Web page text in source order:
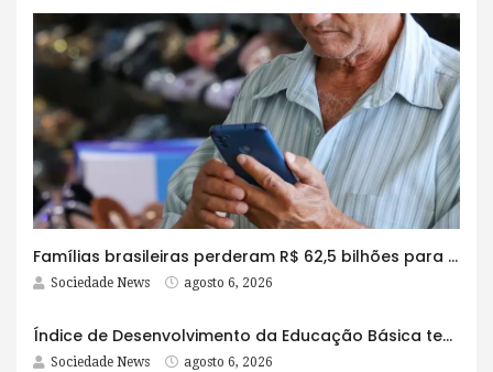
Famílias brasileiras perderam R$ 62,5 bilhões para bets em 2025
Sociedade News agosto 6, 2026
Índice de Desenvolvimento da Educação Básica tem elevação em todas as etapas
Sociedade News agosto 6, 2026